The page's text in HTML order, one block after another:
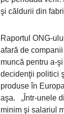
şi căldurii din
Raportul ONG-
afară de
muncă pentru a-
decidenţii politici
produse în
aşa. „Într-unele
minim şi salariul